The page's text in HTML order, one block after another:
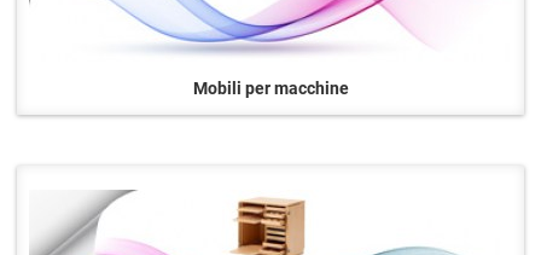
Mobili per macchine